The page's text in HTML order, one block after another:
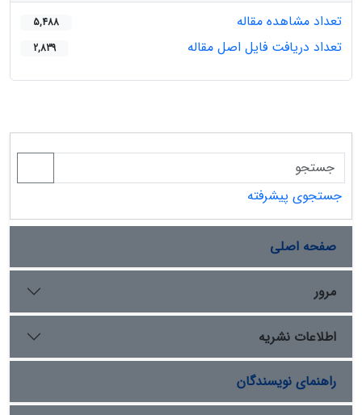
تعداد مشاهده مقاله
5,488
تعداد دریافت فایل اصل مقاله 2,839
جستجوی پیشرفته
صفحه اصلی
مرور
اطلاعات نشریه
راهنمای نویسندگان